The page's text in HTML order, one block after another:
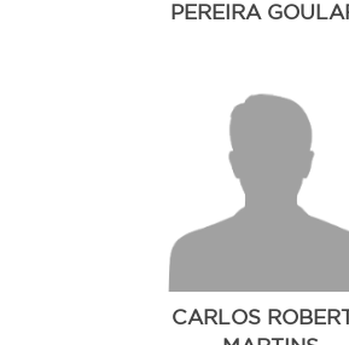
PEREIRA
CARLOS